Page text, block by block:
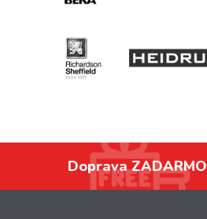
Doprava ZADARMO